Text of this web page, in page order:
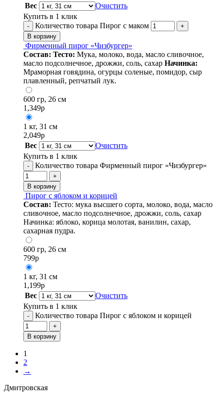
Вес
Очистить
Купить в 1 клик
- Количество товара Пирог с маком
+
В корзину
Фирменный пирог «Чизбургер»
Состав: Тесто: Мука, молоко, вода, масло сливочное,
масло подсолнечное, дрожжи, соль, сахар Начинка:
Мраморная говядина, огурцы соленые, помидор, сыр
плавленный, репчатый лук.
600 гр, 26 см
1,349р
1 кг, 31 см
2,049р
Вес
Очистить
Купить в 1 клик
- Количество товара Фирменный пирог «Чизбургер»
+
В корзину
Пирог с яблоком и корицей
Состав: Тесто: мука высшего сорта, молоко, вода, масло
сливочное, масло подсолнечное, дрожжи, соль, сахар
Начинка: яблоко, корица молотая, ванилин, сахар,
сахарная пудра.
600 гр, 26 см
799р
1 кг, 31 см
1,199р
Вес
Очистить
Купить в 1 клик
- Количество товара Пирог с яблоком и корицей
+
В корзину
1
2
→
Дмитровская